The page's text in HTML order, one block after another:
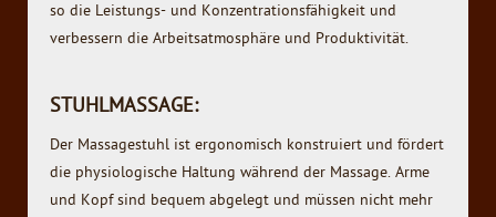
so die Leistungs- und Konzentrationsfähigkeit und
verbessern die Arbeitsatmosphäre und Produktivität.
STUHLMASSAGE:
Der Massagestuhl ist ergonomisch konstruiert und fördert
die physiologische Haltung während der Massage. Arme
und Kopf sind bequem abgelegt und müssen nicht mehr